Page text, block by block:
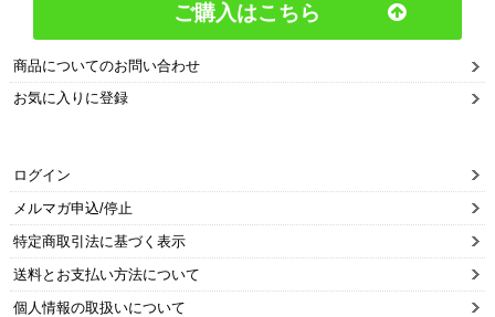
ご購入はこちら
商品についてのお問い合わせ
お気に入りに登録
ログイン
メルマガ申込/停止
特定商取引法に基づく表示
送料とお支払い方法について
個人情報の取扱いについて